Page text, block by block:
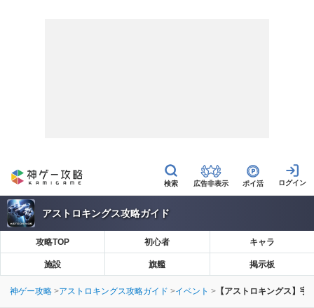
広告非表示 ポイ活
アストロキングス攻略ガイド
攻略TOP 初心者 キャラ
施設 旗艦 掲示板
神ゲー攻略 アストロキングス攻略ガイド イベント 【アストロキングス】